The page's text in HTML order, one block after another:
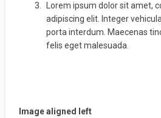
Lorem ipsum dolor sit amet,
adipiscing elit. Integer
porta interdum. Maecenas
felis eget malesuada.
Image aligned left